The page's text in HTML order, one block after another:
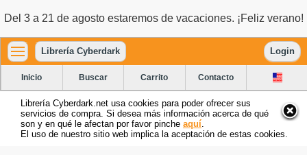
Del 3 a 21 de agosto estaremos de vacaciones. ¡Feliz verano!
Librería Cyberdark Login
Inicio Buscar Carrito Contacto
Librería Cyberdark.net usa cookies para poder ofrecer sus
servicios de compra. Si desea más información acerca de qué
son y en qué le afectan por favor pinche aquí
El uso de nuestro sitio web implica la aceptación de estas cookies.